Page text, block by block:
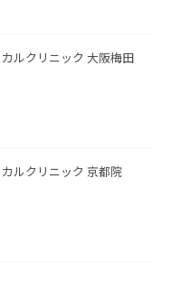
ルクリニック 大阪梅田
ルクリニック 京都院